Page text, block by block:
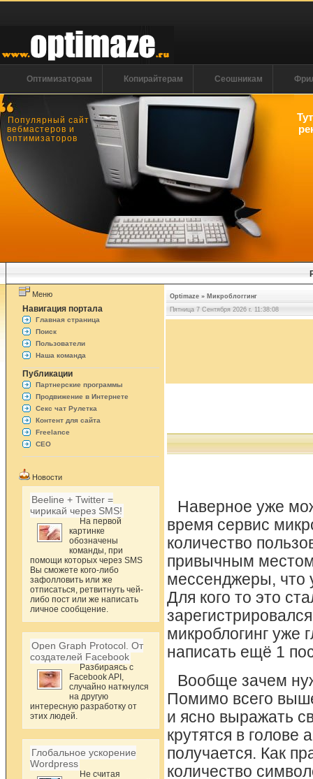
Оптимизаторам Копирайтерам Сеошникам
Популярный сайт
вебмастеров и
оптимизаторов
Меню
Навигация портала
Главная страница
Поиск
Пользователи
Наша команда
Публикации
Партнерские программы
Продвижение в Интернете
Секс чат Рулетка
Контент для сайта
Freelance
СЕО
Новости
Beeline + Twitter =
чирикай через SMS!
На первой
картинке
обозначены
команды, при
помощи которых через SMS
Вы сможете кого-либо
зафолловить или же
отписаться, ретвитнуть чей-
либо пост или же написать
личное сообщение.
Open Graph Protocol. От
создателей Facebook
Разбираясь с
Facebook API,
случайно наткнулся
на другую
интересную разработку от
этих людей.
Глобальное ускорение
Wordpress
Не считая
Optimaze » Микроблоггинг
Пятница 7 Сентября 2026 г. 11:38:08
Наверное уже
время сервис
количество
привычным
мессенджеры, что
Для кого то это
микроблогинг уже
написать ещё 1
Вообще зачем
Помимо всего
и ясно выражать
крутятся в голове
получается. Как
количество